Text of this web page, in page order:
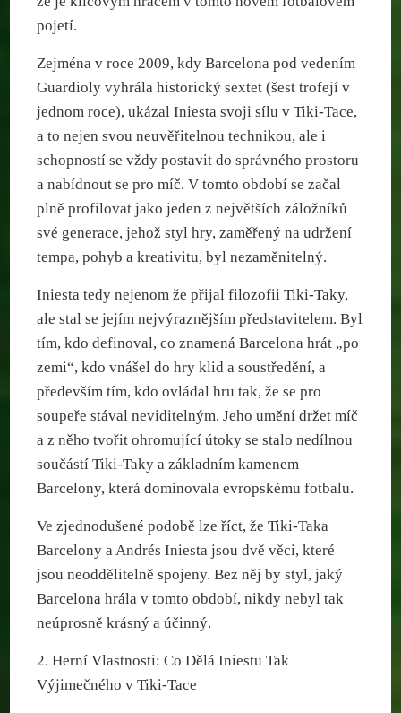
pojetí.
Zejména v roce 2009, kdy Barcelona pod vedením
Guardioly vyhrála historický sextet (šest trofejí v
jednom roce), ukázal Iniesta svoji sílu v Tiki-Tace,
a to nejen svou neuvěřitelnou technikou, ale i
schopností se vždy postavit do správného prostoru
a nabídnout se pro míč. V tomto období se začal
plně profilovat jako jeden z největších záložníků
své generace, jehož styl hry, zaměřený na udržení
tempa, pohyb a kreativitu, byl nezaměnitelný.
Iniesta tedy nejenom že přijal filozofii Tiki-Taky,
ale stal se jejím nejvýraznějším představitelem. Byl
tím, kdo definoval, co znamená Barcelona hrát „po
zemi“, kdo vnášel do hry klid a soustředění, a
především tím, kdo ovládal hru tak, že se pro
soupeře stával neviditelným. Jeho umění držet míč
a z něho tvořit ohromující útoky se stalo nedílnou
součástí Tiki-Taky a základním kamenem
Barcelony, která dominovala evropskému fotbalu.
Ve zjednodušené podobě lze říct, že Tiki-Taka
Barcelony a Andrés Iniesta jsou dvě věci, které
jsou neoddělitelně spojeny. Bez něj by styl, jaký
Barcelona hrála v tomto období, nikdy nebyl tak
neúprosně krásný a účinný.
2. Herní Vlastnosti: Co Dělá Iniestu Tak
Výjimečného v Tiki-Tace